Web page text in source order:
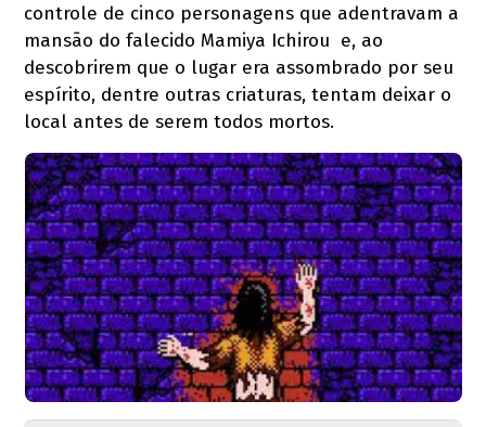
controle de cinco personagens que adentravam a
mansão do falecido Mamiya Ichirou e, ao
descobrirem que o lugar era assombrado por seu
espírito, dentre outras criaturas, tentam deixar o
local antes de serem todos mortos.